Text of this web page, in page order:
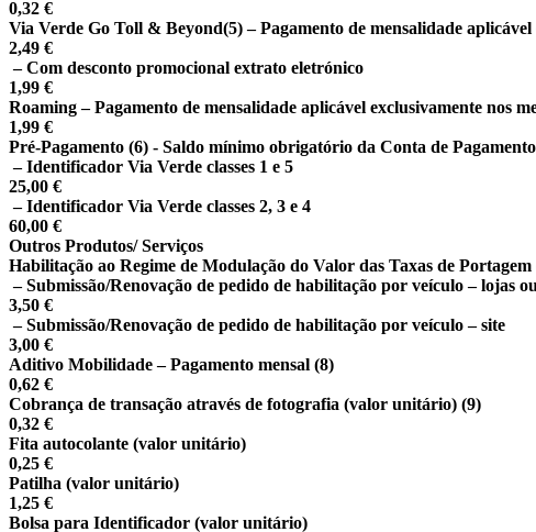
0,32 €
Via Verde Go Toll & Beyond(5)– Pagamento de mensalidade
2,49 €
– Com desconto promocional extrato eletrónico
1,99 €
Roaming – Pagamento de mensalidade aplicável exclusivamente nos
1,99 €
Pré-Pagamento (6) - Saldo mínimo obrigatório da Conta de
– Identificador Via Verde classes 1 e 5
25,00 €
– Identificador Via Verde classes 2, 3 e 4
60,00 €
Outros Produtos/ Serviços
Habilitação ao Regime de Modulação do Valor das Taxas de Portagem
– Submissão/Renovação de pedido de habilitação por veículo – lojas
3,50 €
– Submissão/Renovação de pedido de habilitação por veículo – site
3,00 €
Aditivo Mobilidade – Pagamento mensal (8)
0,62 €
Cobrança de transação através de fotografia (valor unitário) (9)
0,32 €
Fita autocolante (valor unitário)
0,25 €
Patilha (valor unitário)
1,25 €
Bolsa para Identificador (valor unitário)